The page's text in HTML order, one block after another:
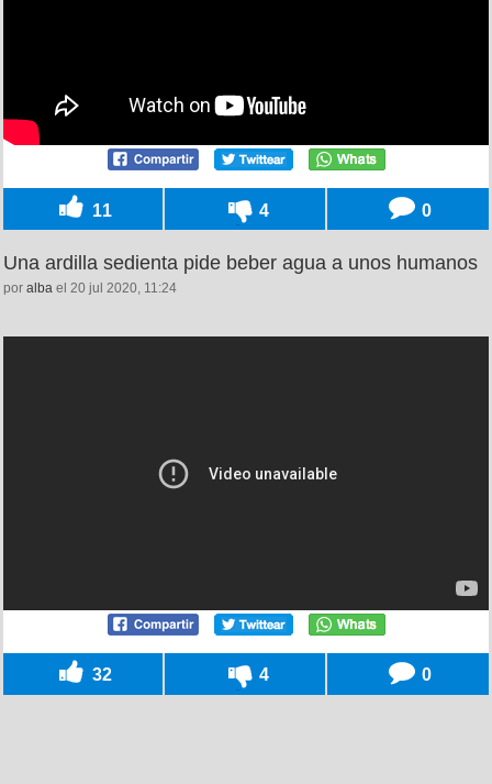
11 4 0
Una ardilla sedienta pide beber agua a unos humanos
por alba el 20 jul 2020, 11:24
32 4 0